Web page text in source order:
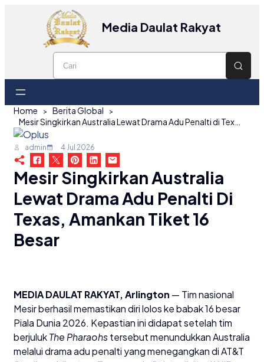
Media Daulat Rakyat
Home
Berita Global
admin 4 Jul 2026
Mesir Singkirkan Australia
Lewat Drama Adu Penalti Di
Texas, Amankan Tiket 16
Besar
MEDIA DAULAT RAKYAT, Arlington — Tim nasional
Mesir berhasil memastikan diri lolos ke babak 16 besar
Piala Dunia 2026. Kepastian ini didapat setelah tim
berjulukThe Pharaohstersebut menundukkan Australia
melalui drama adu penalti yang menegangkan di AT&T